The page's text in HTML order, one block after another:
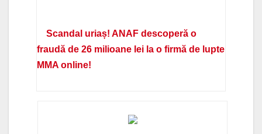
Scandal uriaș! ANAF descoperă o
fraudă de 26 milioane lei la o firmă de lupte
MMA online!